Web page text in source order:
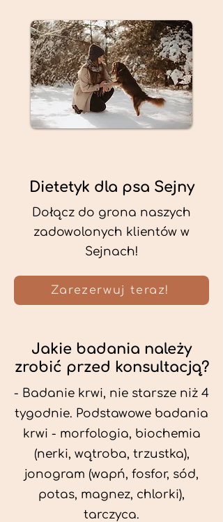
Dietetyk dla psa Sejny
Dołącz do grona naszych
zadowolonych klientów w
Sejnach!
Zarezerwuj teraz!
Jakie badania należy
zrobić przed konsultacją?
- Badanie krwi, nie starsze niż 4
tygodnie. Podstawowe badania
krwi - morfologia, biochemia
(nerki, wątroba, trzustka),
jonogram (wapń, fosfor, sód,
potas, magnez, chlorki),
tarczyca.